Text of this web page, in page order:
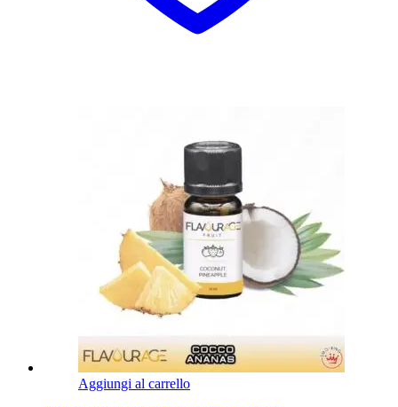
Aggiungi al carrello